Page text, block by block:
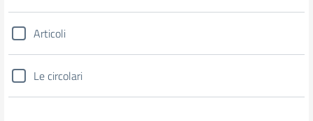
Articoli
Le circolari